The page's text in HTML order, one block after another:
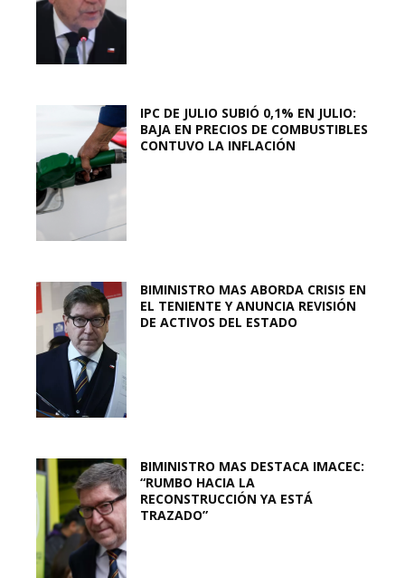
IPC DE JULIO SUBIÓ 0,1% EN JULIO:
BAJA EN PRECIOS DE COMBUSTIBLES
CONTUVO LA INFLACIÓN
BIMINISTRO MAS ABORDA CRISIS EN
EL TENIENTE Y ANUNCIA REVISIÓN
DE ACTIVOS DEL ESTADO
BIMINISTRO MAS DESTACA IMACEC:
“RUMBO HACIA LA
RECONSTRUCCIÓN YA ESTÁ
TRAZADO”